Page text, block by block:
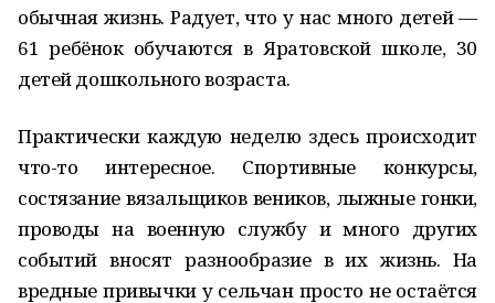
обычная жизнь. Радует, что у нас много детей —
61 ребёнок обучаются в Яратовской школе, 30
детей дошкольного возраста.
Практически каждую неделю здесь происходит
что-то интересное. Спортивные конкурсы,
состязание вязальщиков веников, лыжные гонки,
проводы на военную службу и много других
событий вносят разнообразие в их жизнь. На
вредные привычки у сельчан просто не остаётся